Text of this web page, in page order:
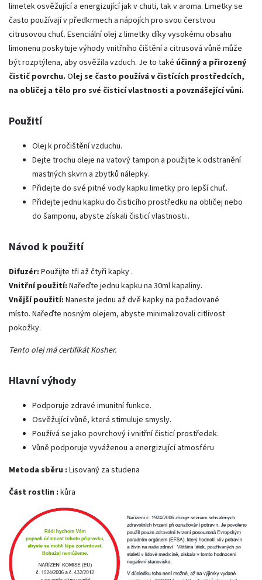
limetek osvěžující a energizující jak v chuti, tak v aroma. Limetky se
často používají v předkrmech a nápojích pro svou čerstvou
citrusovou chuť. Esenciální olej z limetky díky vysokému obsahu
limonenu poskytuje výhody vnitřního čištění a citrusová vůně může
být rozptýlena, aby osvěžila vzduch. Je to také účinný a přirozený
čistič povrchu. Olej se často používá v čistících prostředcích,
na obličej a tělo pro své čisticí vlastnosti a povznášející vůni.
Použití
Olej k pročištění vzduchu.
Dejte trochu oleje na vatový tampon a použijte k odstranění
mastných skvrn a zbytků nálepky.
Přidejte do své pitné vody kapku limetky pro lepší chuť.
Přidejte jednu kapku do čisticího prostředku na obličej nebo
do šamponu, abyste získali čisticí vlastnosti..
Návod k použití
Difuzér: Použijte tři až čtyři kapky .
Vnitřní použití: Nařeďte jednu kapku na 30ml kapaliny.
Vnější použití: Naneste jednu až dvě kapky na požadované
místo. Nařeďte nosným olejem, abyste minimalizovali citlivost
pokožky.
Tento olej má certifikát Kosher.
Hlavní výhody
Podporuje zdravé imunitní funkce.
Osvěžující vůně, která stimuluje smysly.
Používá se jako povrchový i vnitřní čisticí prostředek.
Vůně podporuje vyváženou a energizující atmosféru
Metoda sběru : Lisovaný za studena
Část rostlin : kůra